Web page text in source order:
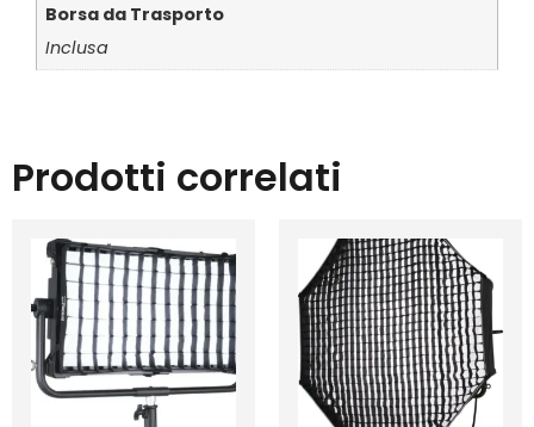
Borsa da Trasporto
Inclusa
Prodotti correlati